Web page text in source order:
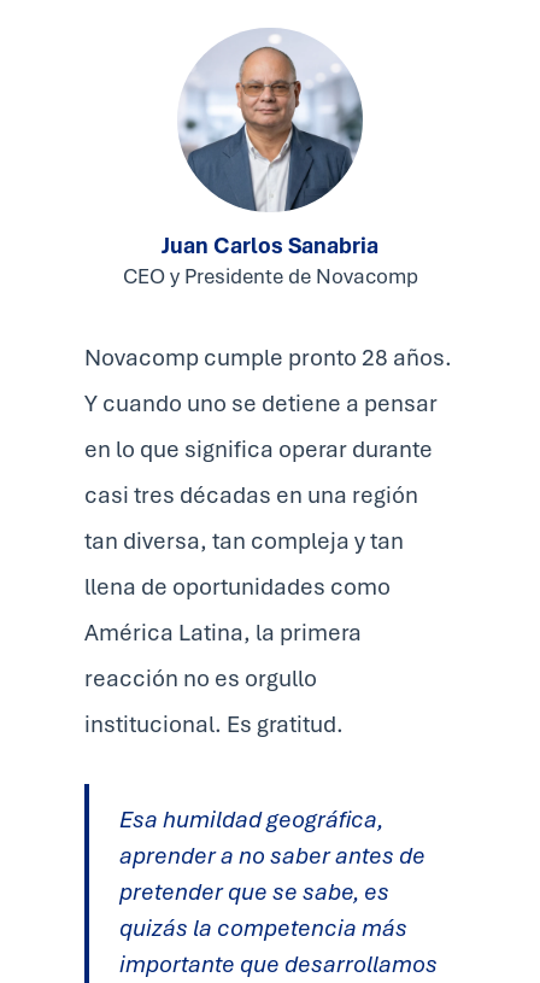
Juan Carlos Sanabria
CEO y Presidente de Novacomp
Novacomp cumple pronto 28 años.
Y cuando uno se detiene a pensar
en lo que significa operar durante
casi tres décadas en una región
tan diversa, tan compleja y tan
llena de oportunidades como
América Latina, la primera
reacción no es orgullo
institucional. Es gratitud.
Esa humildad geográfica,
aprender a no saber antes de
pretender que se sabe, es
quizás la competencia más
importante que desarrollamos